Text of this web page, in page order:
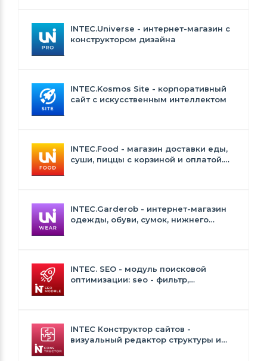
INTEC.Universe - интернет-магазин с
конструктором дизайна
INTEC.Kosmos Site - корпоративный
сайт с искусственным интеллектом
INTEC.Food - магазин доставки еды,
суши, пиццы с корзиной и оплатой.
INTEC.Garderob - интернет-магазин
одежды, обуви, сумок, нижнего
INTEC. SEO - модуль поисковой
оптимизации: seo - фильтр,
INTEC Конструктор сайтов -
визуальный редактор структуры и